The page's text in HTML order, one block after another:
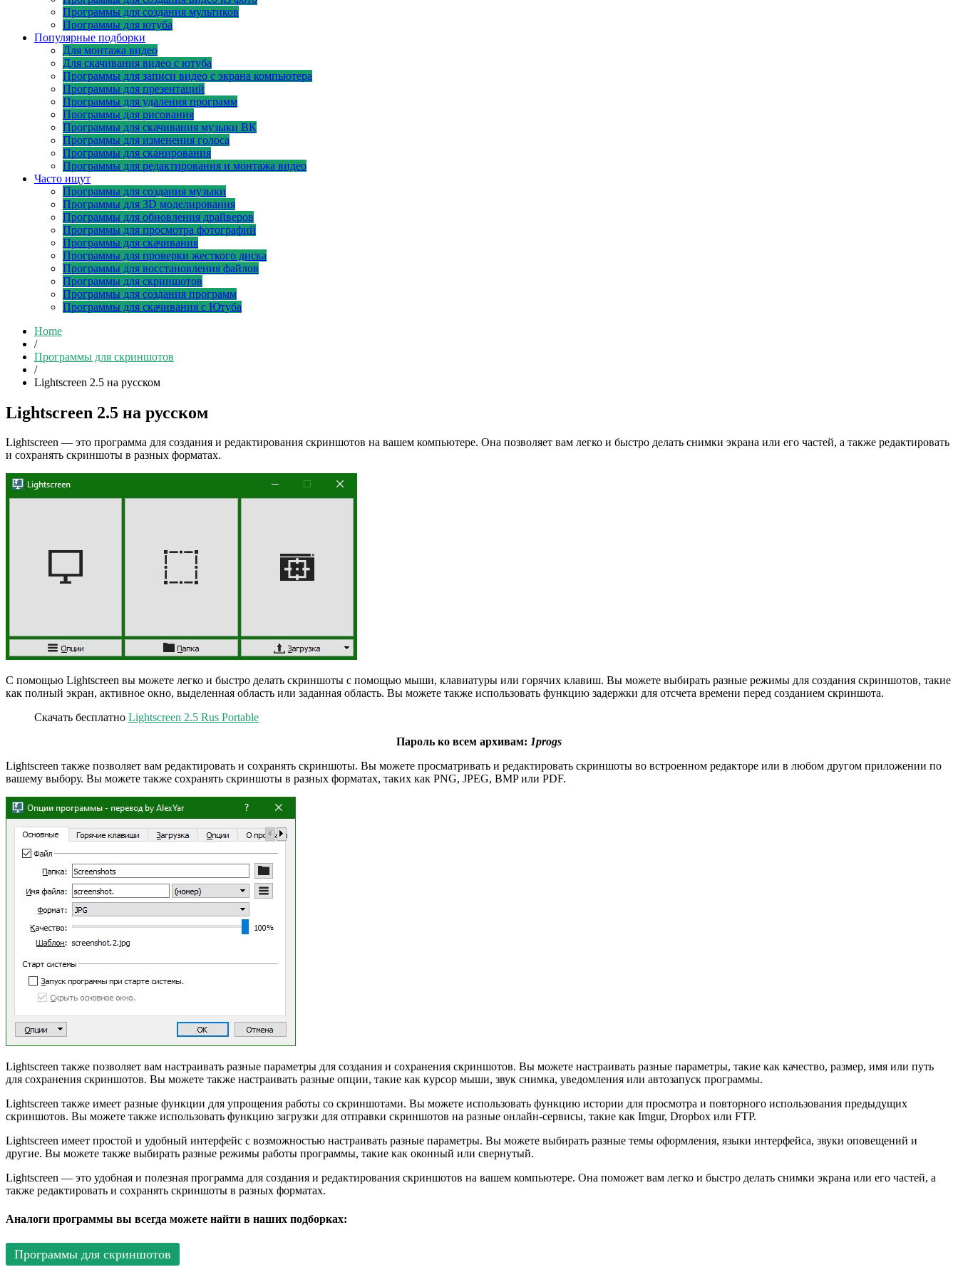
Программы для создания мультиков
Программы для ютуба
Популярные подборки
Для монтажа видео
Для скачивания видео с ютуба
Программы для записи видео с экрана компьютера
Программы для презентаций
Программы для удаления программ
Программы для рисования
Программы для скачивания музыки ВК
Программы для изменения голоса
Программы для сканирования
Программы для редактирования и монтажа видео
Часто ищут
Программы для создания музыки
Программы для 3D моделирования
Программы для обновления драйверов
Программы для просмотра фотографий
Программы для скачивания
Программы для проверки жесткого диска
Программы для восстановления файлов
Программы для скриншотов
Программы для создания программ
Программы для скачивания с Ютуба
Home
/
Программы для скриншотов
/
Lightscreen 2.5 на русском
Lightscreen 2.5 на русском
Lightscreen — это программа для создания и редактирования скриншотов на вашем компьютере. Она позволяет вам легко и быстро делать снимки экрана или его частей, а также редактировать
и сохранять скриншоты в разных форматах.
С помощью Lightscreen вы можете легко и быстро делать скриншоты с помощью мыши, клавиатуры или горячих клавиш. Вы можете выбирать разные режимы для создания скриншотов, такие
как полный экран, активное окно, выделенная область или заданная область. Вы можете также использовать функцию задержки для отсчета времени перед созданием скриншота.
Скачать бесплатно Lightscreen 2.5 Rus Portable
Пароль ко всем архивам: 1progs
Lightscreen также позволяет вам редактировать и сохранять скриншоты. Вы можете просматривать и редактировать скриншоты во встроенном редакторе или в любом другом приложении по
вашему выбору. Вы можете также сохранять скриншоты в разных форматах, таких как PNG, JPEG, BMP или PDF.
Lightscreen также позволяет вам настраивать разные параметры для создания и сохранения скриншотов. Вы можете настраивать разные параметры, такие как качество, размер, имя или путь
для сохранения скриншотов. Вы можете также настраивать разные опции, такие как курсор мыши, звук снимка, уведомления или автозапуск программы.
Lightscreen также имеет разные функции для упрощения работы со скриншотами. Вы можете использовать функцию истории для просмотра и повторного использования предыдущих
скриншотов. Вы можете также использовать функцию загрузки для отправки скриншотов на разные онлайн-сервисы, такие как Imgur, Dropbox или FTP.
Lightscreen имеет простой и удобный интерфейс с возможностью настраивать разные параметры. Вы можете выбирать разные темы оформления, языки интерфейса, звуки оповещений и
другие. Вы можете также выбирать разные режимы работы программы, такие как оконный или свернутый.
Lightscreen — это удобная и полезная программа для создания и редактирования скриншотов на вашем компьютере. Она поможет вам легко и быстро делать снимки экрана или его частей, а
также редактировать и сохранять скриншоты в разных форматах.
Аналоги программы вы всегда можете найти в наших подборках:
Программы для скриншотов